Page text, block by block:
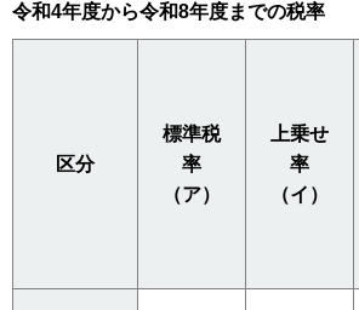
令和4年度から令和8年度までの税率
区分
標準税
率
（ア）
上乗せ
率
（イ）